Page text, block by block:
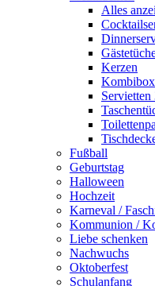
Alles
Kerzen
Fußball
Geburtstag
Halloween
Hochzeit
Karneval /
Kommunion /
Liebe schenken
Nachwuchs
Oktoberfest
Schulanfang